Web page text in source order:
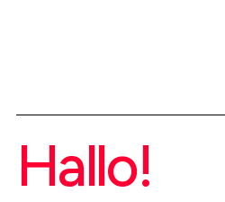
Hallo!